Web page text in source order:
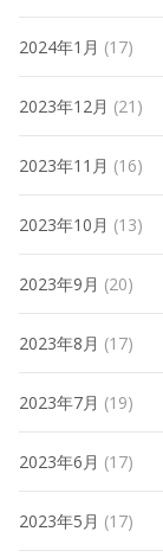
2024年1月 (17)
2023年12月 (21)
2023年11月 (16)
2023年10月 (13)
2023年9月 (20)
2023年8月 (17)
2023年7月 (19)
2023年6月 (17)
2023年5月 (17)